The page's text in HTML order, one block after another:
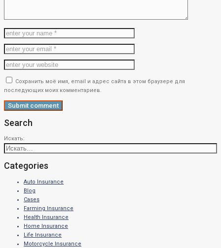
Сохранить моё имя, email и адрес сайта в этом браузере для
последующих моих комментариев.
Search
Искать:
Categories
Auto Insurance
Blog
Cases
Farming Insurance
Health Insurance
Home Insurance
Life Insurance
Motorcycle Insurance